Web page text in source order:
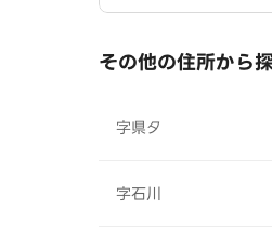
その他の住所から
字県タ
字石川